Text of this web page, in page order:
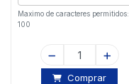
Maximo de caracteres permitidos:
100
Comprar